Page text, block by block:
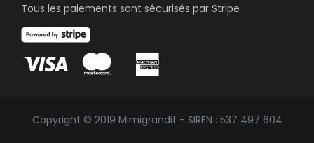
Tous les paiements sont sécurisés par Stripe
Copyright © 2019 Mimigrandit - SIREN : 537 497 604